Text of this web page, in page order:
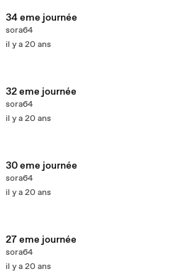
34 eme journée
sora64
il y a 20 ans
32 eme journée
sora64
il y a 20 ans
30 eme journée
sora64
il y a 20 ans
27 eme journée
sora64
il y a 20 ans